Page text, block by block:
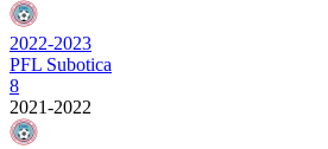
2022-2023
PFL Subotica
8
2021-2022